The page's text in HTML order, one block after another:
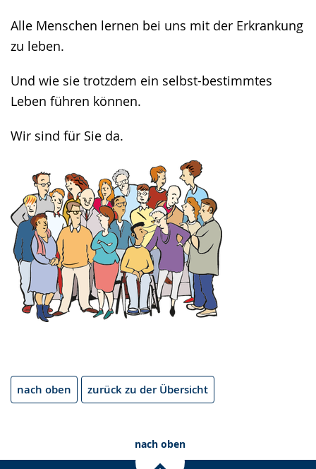
Alle Menschen lernen bei uns mit der Erkrankung
zu leben.
Und wie sie trotzdem ein selbst-bestimmtes
Leben führen können.
Wir sind für Sie da.
nach oben zurück zu der Übersicht
nach oben